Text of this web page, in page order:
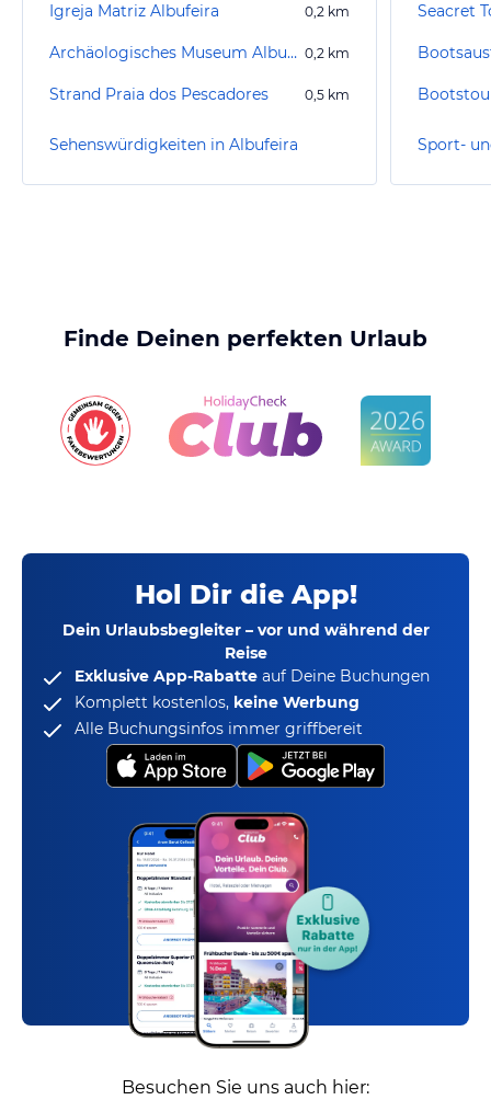
Igreja Matriz Albufeira 0,2 km
Archäologisches Museum Albufeira 0,2 km
Strand Praia dos Pescadores 0,5 km
Sehenswürdigkeiten in Albufeira
Seacret
Finde Deinen perfekten Urlaub
Hol Dir die App!
Dein Urlaubsbegleiter – vor und während der
Reise
Exklusive App-Rabatte auf Deine Buchungen
Komplett kostenlos, keine Werbung
Alle Buchungsinfos immer griffbereit
Besuchen Sie uns auch hier: